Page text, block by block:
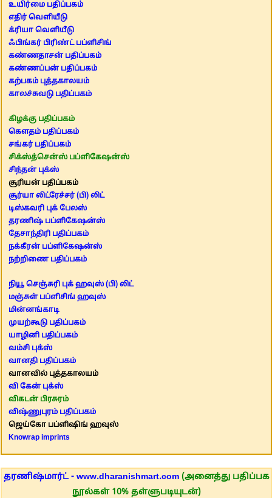
உயிர்மை பதிப்பகம்
எதிர் வெளியீடு
க்ரியா வெளியீடு
ஃபிங்கர் பிரிண்ட் பப்ளிசிங்
கண்ணதாசன் பதிப்பகம்
கண்ணப்பன் பதிப்பகம்
கற்பகம் புத்தகாலயம்
காலச்சுவடு பதிப்பகம்
கிழக்கு பதிப்பகம்
கௌதம் பதிப்பகம்
சங்கர் பதிப்பகம்
சிக்ஸ்த்சென்ஸ் பப்ளிகேஷன்ஸ்
சிந்தன் புக்ஸ்
சூரியன் பதிப்பகம்
சூர்யா லிட்ரேச்சர் (பி) லிட்
டிஸ்கவரி புக் பேலஸ்
தரணிஷ் பப்ளிகேஷன்ஸ்
தேசாந்திரி பதிப்பகம்
நக்கீரன் பப்ளிகேஷன்ஸ்
நற்றிணை பதிப்பகம்
நியூ செஞ்சுரி புக் ஹவுஸ் (பி) லிட்
மஞ்சுள் பப்ளிசிங் ஹவுஸ்
மின்னங்காடி
முயற்கூடு பதிப்பகம்
யாழினி பதிப்பகம்
வம்சி புக்ஸ்
வானதி பதிப்பகம்
வானவில் புத்தகாலயம்
வி கேன் புக்ஸ்
விகடன் பிரசுரம்
விஷ்ணுபுரம் பதிப்பகம்
ஜெய்கோ பப்ளிஷிங் ஹவுஸ்
Knowrap imprints
தரணிஷ்மார்ட் - www.dharanishmart.com (அனைத்து பதிப்பக
நூல்கள் 10% தள்ளுபடியுடன்)